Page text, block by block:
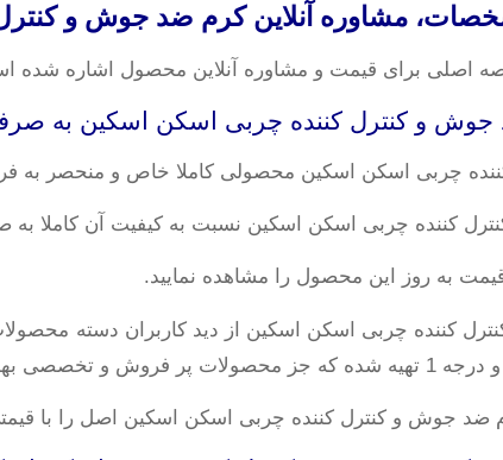
مشاوره آنلاین کرم ضد جوش و
اصلی برای قیمت و مشاوره آنلاین محصول اشاره شده
چربی اسکن اسکین محصولی کاملا خاص و منحصر به
کننده چربی اسکن اسکین نسبت به کیفیت آن کاملا
به روز این محصول را مشاهده نمایید.
کننده چربی اسکن اسکین از دید کاربران دسته
محصوب میشود.
ضد جوش و کنترل کننده چربی اسکن اسکین اصل را با قیمتی